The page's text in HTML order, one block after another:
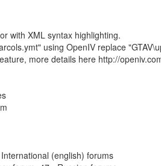
with XML syntax highlighting.
using OpenIV replace
more details here http://
(english) forums